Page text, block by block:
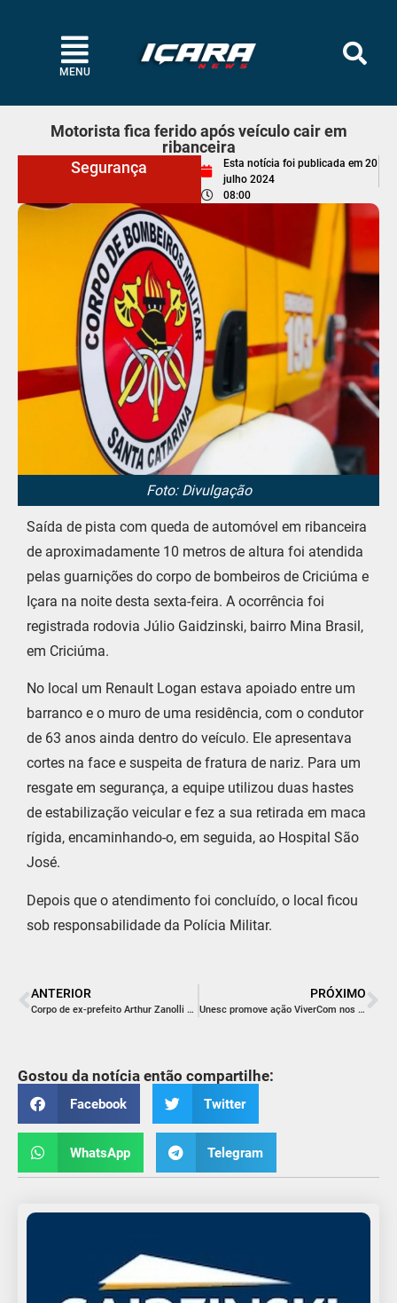
MENU
Motorista fica ferido após veículo cair em
ribanceira
Segurança
Esta notícia foi publicada em 20
julho 2024
08:00
Foto: Divulgação
Saída de pista com queda de automóvel em ribanceira
de aproximadamente 10 metros de altura foi atendida
pelas guarnições do corpo de bombeiros de Criciúma e
Içara na noite desta sexta-feira. A ocorrência foi
registrada rodovia Júlio Gaidzinski, bairro Mina Brasil,
em Criciúma.
No local um Renault Logan estava apoiado entre um
barranco e o muro de uma residência, com o condutor
de 63 anos ainda dentro do veículo. Ele apresentava
cortes na face e suspeita de fratura de nariz. Para um
resgate em segurança, a equipe utilizou duas hastes
de estabilização veicular e fez a sua retirada em maca
rígida, encaminhando-o, em seguida, ao Hospital São
José.
Depois que o atendimento foi concluído, o local ficou
sob responsabilidade da Polícia Militar.
ANTERIOR
Corpo de ex-prefeito Arthur Zanolli será sepultado neste sábado; velório acontece na prefeitura
PRÓXIMO
Unesc promove ação ViverCom nos Parques neste sábado
Gostou da notícia então compartilhe:
Facebook Twitter
WhatsApp Telegram